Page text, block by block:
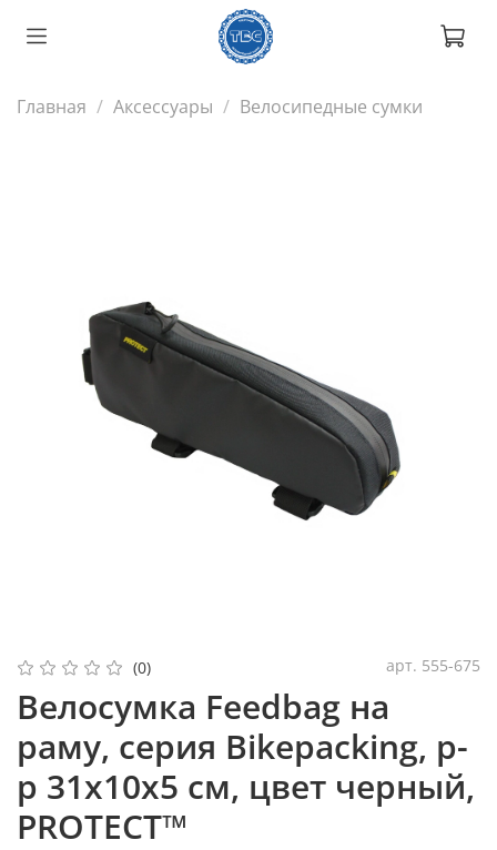
Главная Аксессуары Велосипедные сумки
(0) арт. 555-675
Велосумка Feedbag на
раму, серия Bikepacking, р-
р 31х10х5 см, цвет черный,
PROTECT™